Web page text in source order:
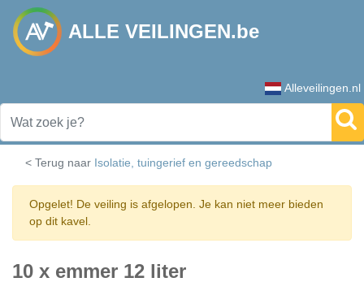
ALLE VEILINGEN.be
Alleveilingen.nl
< Terug naar Isolatie, tuingerief en gereedschap
Opgelet! De veiling is afgelopen. Je kan niet meer bieden
op dit kavel.
10 x emmer 12 liter